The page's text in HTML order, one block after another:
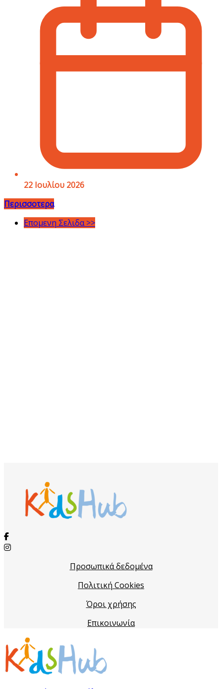
22 Ιουλίου 2026
Περισσοτερα
Επομενη Σελιδα >>
Προσωπικά δεδομένα
Πολιτική Cookies
Όροι χρήσης
Επικοινωνία